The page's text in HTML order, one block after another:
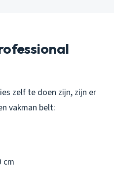
zelf te doen zijn, zijn er
vakman belt:
cm